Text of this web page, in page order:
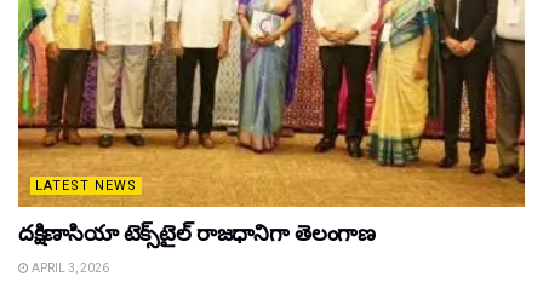
LATEST NEWS
దక్షిణాసియా టెక్స్‌టైల్ రాజధానిగా తెలంగాణ
APRIL 3, 2026